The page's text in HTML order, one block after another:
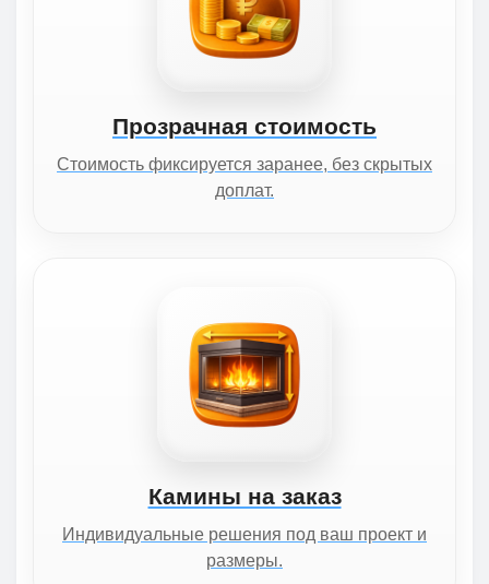
Прозрачная стоимость
Стоимость фиксируется заранее, без скрытых
доплат.
Камины на заказ
Индивидуальные решения под ваш проект и
размеры.